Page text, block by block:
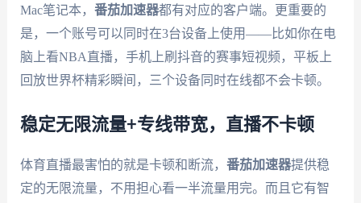
Mac笔记本， 番茄加速器都有对应的客户端。更重要的
是，一个账号可以同时在3台设备上使用——比如你在电
脑上看NBA直播，手机上刷抖音的赛事短视频，平板上
回放世界杯精彩瞬间，三个设备同时在线都不会卡顿。
稳定无限流量+专线带宽，直播不卡顿
体育直播最害怕的就是卡顿和断流， 番茄加速器提供稳
定的无限流量，不用担心看一半流量用完。而且它有智